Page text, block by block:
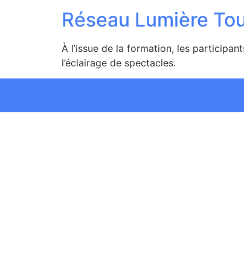
Réseau Lumière
À l’issue de la formation, les
l’éclairage de spectacles.